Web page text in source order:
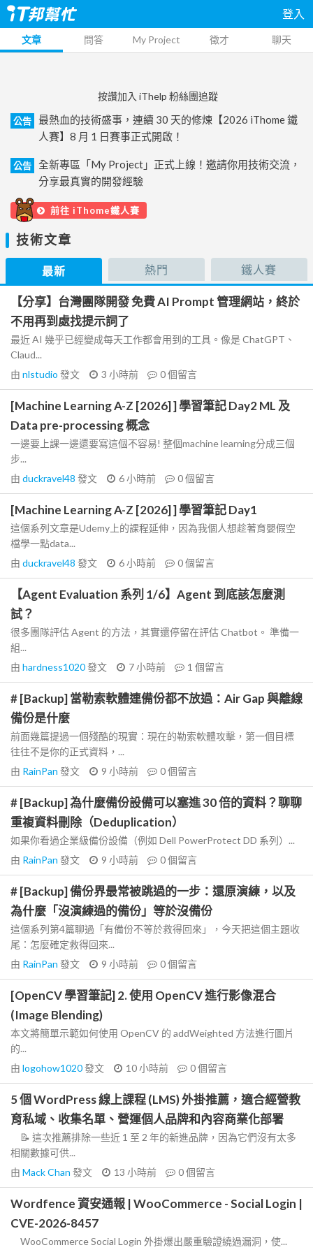
登入
文章 問答 My Project 徵才 聊天
按讚加入 iThelp 粉絲團追蹤
公告
最熱血的技術盛事，連續 30 天的修煉【2026 iThome 鐵
人賽】8 月 1 日賽事正式開啟！
公告
全新專區「My Project」正式上線！邀請你用技術交流，
分享最真實的開發經驗
前往 iThome鐵人賽
技術文章
最新 熱門 鐵人賽
【分享】台灣團隊開發 免費 AI Prompt 管理網站，終於
不用再到處找提示詞了
最近 AI 幾乎已經變成每天工作都會用到的工具。像是 ChatGPT、
Claud...
由 nlstudio 發文 3 小時前 0個留言
[Machine Learning A-Z [2026] ] 學習筆記 Day2 ML 及
Data pre-processing 概念
一邊要上課一邊還要寫這個不容易! 整個machine learning分成三個
步...
由 duckravel48 發文 6 小時前 0個留言
[Machine Learning A-Z [2026] ] 學習筆記 Day1
這個系列文章是Udemy上的課程延伸，因為我個人想趁著育嬰假空
檔學一點data...
由 duckravel48 發文 6 小時前 0個留言
【Agent Evaluation 系列 1/6】Agent 到底該怎麼測
試？
很多團隊評估 Agent 的方法，其實還停留在評估 Chatbot。 準備一
組...
由 hardness1020發文 7 小時前 1 個留言
# [Backup] 當勒索軟體連備份都不放過：Air Gap 與離線
備份是什麼
前面幾篇提過一個殘酷的現實：現在的勒索軟體攻擊，第一個目標
往往不是你的正式資料，...
由 RainPan 發文 9 小時前 0個留言
# [Backup] 為什麼備份設備可以塞進 30 倍的資料？聊聊
重複資料刪除（Deduplication）
如果你看過企業級備份設備（例如 Dell PowerProtect DD 系列）...
由 RainPan 發文 9 小時前 0個留言
# [Backup] 備份界最常被跳過的一步：還原演練，以及
為什麼「沒演練過的備份」等於沒備份
這個系列第4篇聊過「有備份不等於救得回來」，今天把這個主題收
尾：怎麼確定救得回來...
由 RainPan 發文 9 小時前 0個留言
[OpenCV 學習筆記] 2. 使用 OpenCV 進行影像混合
(Image Blending)
本文將簡單示範如何使用 OpenCV 的 addWeighted 方法進行圖片
的...
由 logohow1020發文 10 小時前 0個留言
5 個 WordPress 線上課程 (LMS) 外掛推薦，適合經營教
育私域、收集名單、營運個人品牌和內容商業化部署
📝 這次推薦排除一些近 1 至 2 年的新進品牌，因為它們沒有太多
相關數據可供...
由 Mack Chan 發文 13 小時前 0個留言
Wordfence 資安通報 | WooCommerce - Social Login |
CVE-2026-8457
WooCommerce Social Login 外掛爆出嚴重驗證繞過漏洞，使...